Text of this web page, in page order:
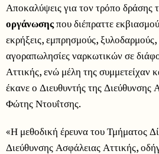
Αποκαλύψεις για τον τρόπο δράσης
οργάνωσηςπου διέπραττε
εκρήξεις, εμπρησμούς,
αγοραπωλησίες ναρκωτικών σε
Αττικής, ενώ μέλη της συμμετείχαν
έκανε ο Διευθυντής της Διεύθυνσης
Φώτης Ντουΐτσης.
«Η μεθοδική έρευνα του Τμήματος
Διεύθυνσης Ασφάλειας Αττικής,